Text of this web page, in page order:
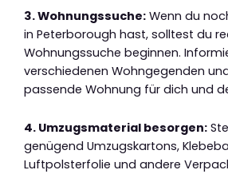
3. Wohnungssuche: Wenn du
in Peterborough hast, solltest du
Wohnungssuche beginnen.
verschiedenen Wohngegenden
passende Wohnung für dich und
4. Umzugsmaterial besorgen:
genügend Umzugskartons,
Luftpolsterfolie und andere